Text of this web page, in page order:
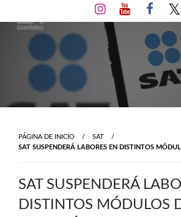
al
contenido
PÁGINA DE INICIO
SAT
SAT SUSPENDERÁ LABORES EN DISTINTOS
SAT SUSPENDERÁ
DISTINTOS MÓDULOS